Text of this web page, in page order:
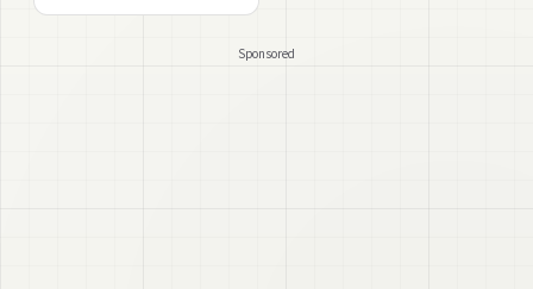
Sponsored